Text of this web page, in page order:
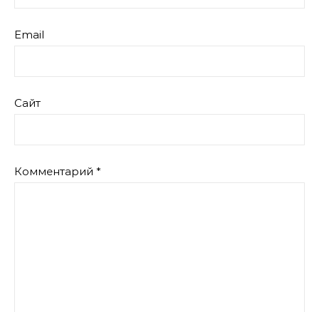
Email
Сайт
Комментарий *